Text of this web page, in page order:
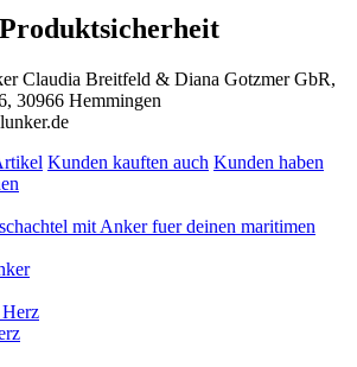
Claudia Breitfeld & Diana Gotzmer GbR,
30966 Hemmingen
Kunden kauften auch Kunden haben